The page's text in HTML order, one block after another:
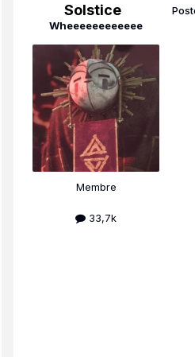
Solstice
Wheeeeeeeeeeee
Membre
33,7k